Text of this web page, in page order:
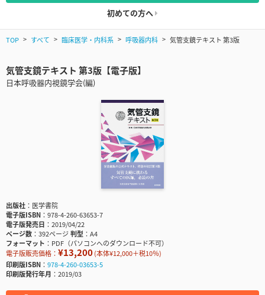
初めての方へ
TOP すべて 臨床医学・内科系 呼吸器内科 気管支鏡テキスト 第3版
気管支鏡テキスト 第3版【電子版】
日本呼吸器内視鏡学会(編)
出版社
医学書院
電子版ISBN
978-4-260-63653-7
電子版発売日
2019/04/22
ページ数
392ページ判型
A4
フォーマット
PDF（パソコンへのダウンロード不可）
電子版販売価格： ¥13,200(本体¥12,000＋税10％)
印刷版ISBN
978-4-260-03653-5
印刷版発行年月
2019/03